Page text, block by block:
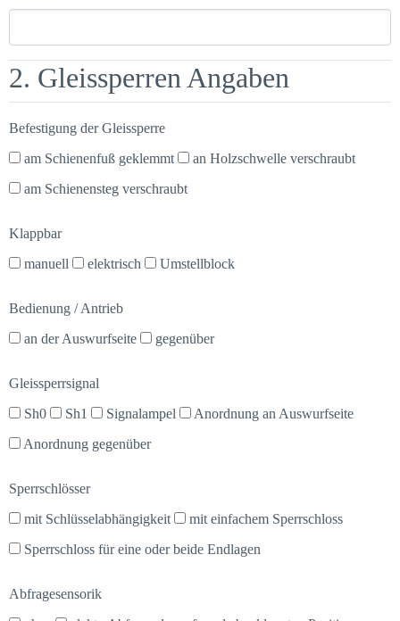
2. Gleissperren Angaben
Befestigung der Gleissperre
am Schienenfuß geklemmt
an Holzschwelle verschraubt
am Schienensteg verschraubt
Klappbar
manuell
elektrisch Umstellblock
Bedienung / Antrieb
an der Auswurfseite
gegenüber
Gleissperrsignal
Sh0
Sh1 Signalampel
Anordnung an Auswurfseite
Anordnung gegenüber
Sperrschlösser
mit Schlüsselabhängigkeit
mit einfachem Sperrschloss
Sperrschloss für eine oder beide Endlagen
Abfragesensorik